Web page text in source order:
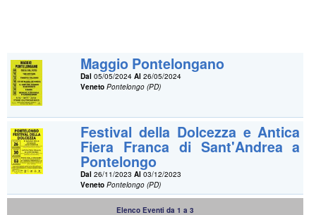
Maggio Pontelongano
Dal 05/05/2024Al 26/05/2024
Veneto Pontelongo (PD)
Festival della Dolcezza e Antica
Fiera Franca di Sant'Andrea a
Pontelongo
Dal 26/11/2023Al 03/12/2023
Veneto Pontelongo (PD)
Elenco Eventi da 1 a 3